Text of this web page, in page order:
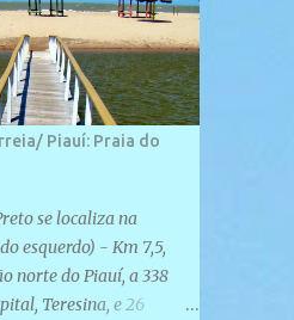
Piauí: Praia do
se localiza na
esquerdo) - Km 7,5,
norte do Piauí, a 338
Teresina, e 26